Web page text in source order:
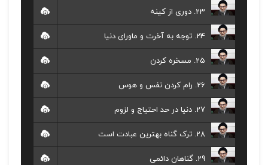
23. دوری از کینه
24. توجه به آخرت و ماورای دنیا
25. مسخره کردن
26. رام کردن نفس و هوس
27. دنیا در حد احتیاج و لزوم
28. ترک گناه بهترین عبادت است
29. گناهان دائمی